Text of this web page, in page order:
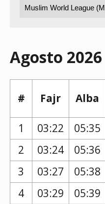
Agosto 2026
# Fajr Alba
1
03:22 05:35
2
03:24 05:36
3
03:27 05:38
4
03:29 05:39